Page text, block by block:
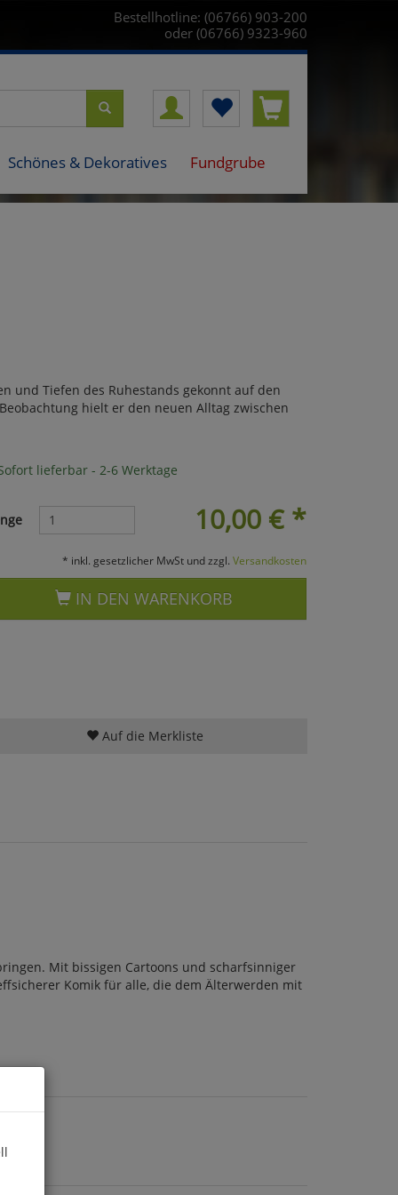
Bestellhotline: (06766) 903-200
oder (06766) 9323-960
Schönes & Dekoratives Fundgrube
und Tiefen des Ruhestands gekonnt auf den
hielt er den neuen Alltag zwischen
lieferbar - 2-6 Werktage
10,00 €*
* inkl. gesetzlicher MwSt und zzgl. Versandkosten
IN DEN WARENKORB
Auf die Merkliste
Mit bissigen Cartoons und scharfsinniger
Komik für alle, die dem Älterwerden mit